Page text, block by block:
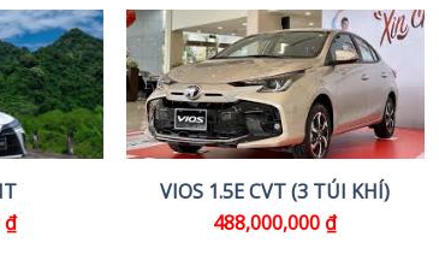
₫
VIOS 1.5E CVT (3 TÚI KHÍ)
488,000,000₫